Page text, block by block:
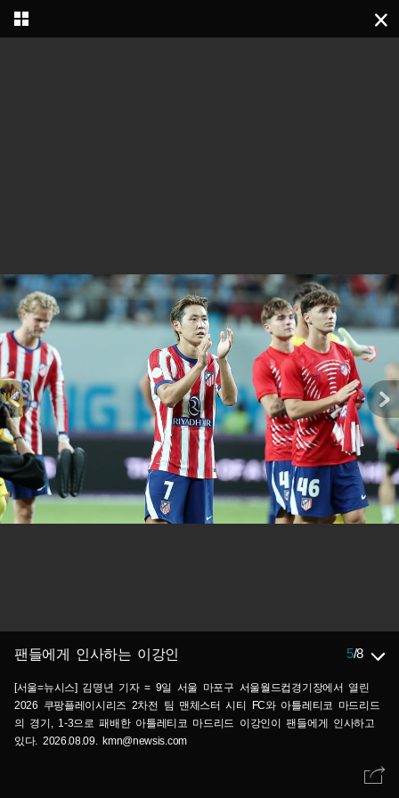
팬들에게 인사하는 이강인 5/8
[서울=뉴시스] 김명년 기자 = 9일 서울 마포구 서울월드컵경기장에서 열린
2026 쿠팡플레이시리즈 2차전 팀 맨체스터 시티 FC와 아틀레티코 마드리드
의 경기, 1-3으로 패배한 아틀레티코 마드리드 이강인이 팬들에게 인사하고
있다. 2026.08.09. kmn@newsis.com